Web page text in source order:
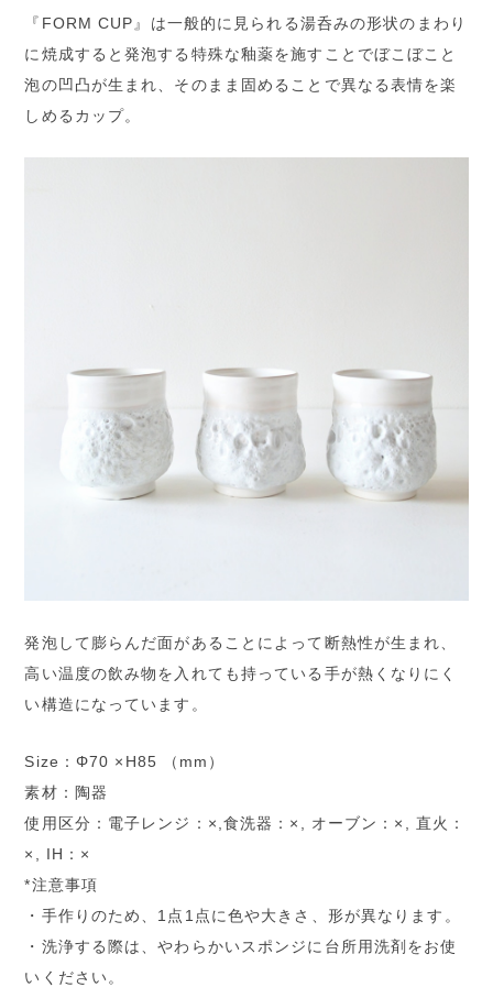
『FORM CUP』は一般的に見られる湯呑みの形状のまわり
に焼成すると発泡する特殊な釉薬を施すことでぼこぼこと
泡の凹凸が生まれ、そのまま固めることで異なる表情を楽
しめるカップ。
発泡して膨らんだ面があることによって断熱性が生まれ、
高い温度の飲み物を入れても持っている手が熱くなりにく
い構造になっています。
Size：Φ70 ×H85 （mm）
素材：陶器
使用区分：電子レンジ：×,食洗器：×, オーブン：×, 直火：
×, IH：×
*注意事項
・手作りのため、1点1点に色や大きさ、形が異なります。
・洗浄する際は、やわらかいスポンジに台所用洗剤をお使
いください。